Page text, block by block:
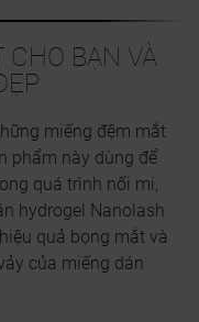
BẠN VÀ
miếng đệm mắt
phẩm này dùng để
quá trình nối mi,
hydrogel Nanolash
quả bọng mắt và
của miếng dán